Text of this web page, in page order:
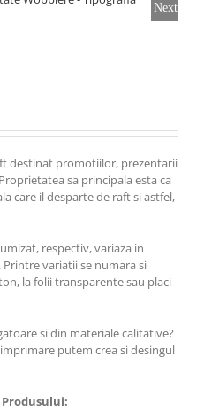
Next
destinat promotiilor, prezentarii
sa principala esta ca
care il desparte de raft si astfel,
respectiv, variaza in
variatii se numara si
la folii transparente sau placi
si din materiale calitative?
imprimare putem crea si desingul